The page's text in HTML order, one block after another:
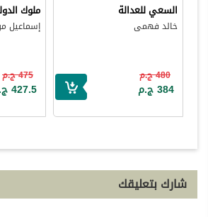
السعي للعدالة
خالد فهمى
480 ج.م
384 ج.م
ملوك
إسماعيل
475 ج.م
427.5 ج.م
شارك بتعليقك